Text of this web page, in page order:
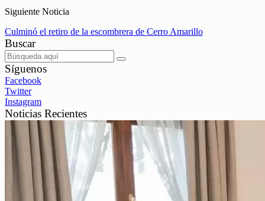
Siguiente Noticia
Culminó el retiro de la escombrera de Cerro Amarillo
Buscar
Síguenos
Facebook
Twitter
Instagram
Noticias Recientes